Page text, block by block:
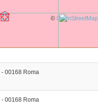
© OpenStreetMap
- 00168 Roma
- 00168 Roma